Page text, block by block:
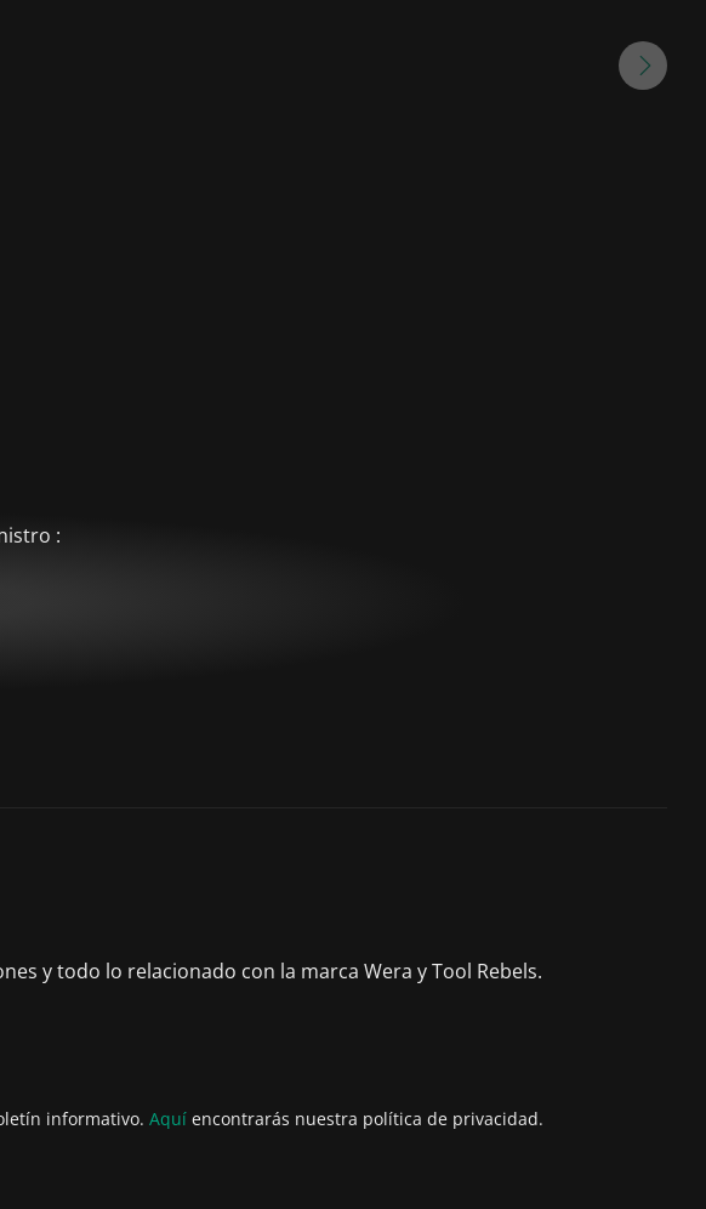
:
y todo lo relacionado con la marca Wera y Tool Rebels.
informativo. Aquí encontrarás nuestra política de privacidad.